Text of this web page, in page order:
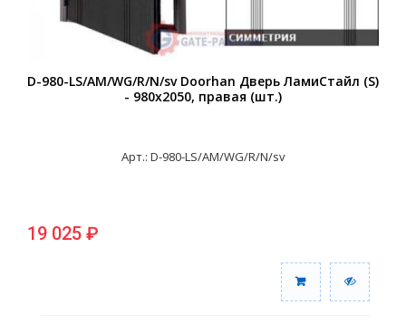
D-980-LS/AM/WG/R/N/sv Doorhan Дверь ЛамиСтайл (S)
- 980х2050, правая (шт.)
Арт.: D-980-LS/AM/WG/R/N/sv
19 025 ₽